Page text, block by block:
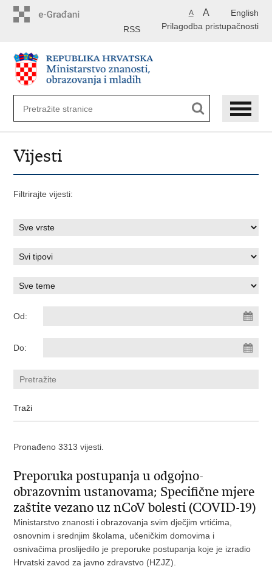
English
A A
Prilagodba pristupačnosti
RSS
Vijesti
Filtrirajte vijesti:
Od:
Do:
Pronađeno 3313 vijesti.
Preporuka postupanja u odgojno-
obrazovnim ustanovama; Specifične mjere
zaštite vezano uz nCoV bolesti (COVID-19)
Ministarstvo znanosti i obrazovanja svim dječjim vrtićima,
osnovnim i srednjim školama, učeničkim domovima i
osnivačima proslijedilo je preporuke postupanja koje je izradio
Hrvatski zavod za javno zdravstvo (HZJZ).